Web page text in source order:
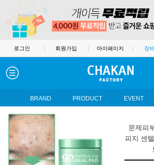
로그인 | 회원가입 | 마이페이지 | 장
BRAND PRODUCT EVENT
문제피
피지 센